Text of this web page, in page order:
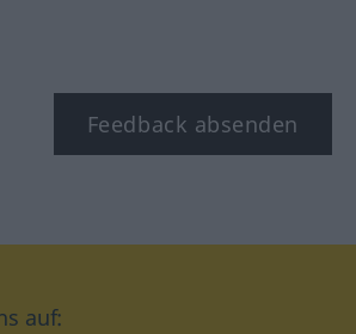
Feedback absenden
auf: